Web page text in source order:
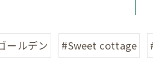
ールデン #Sweet cottage